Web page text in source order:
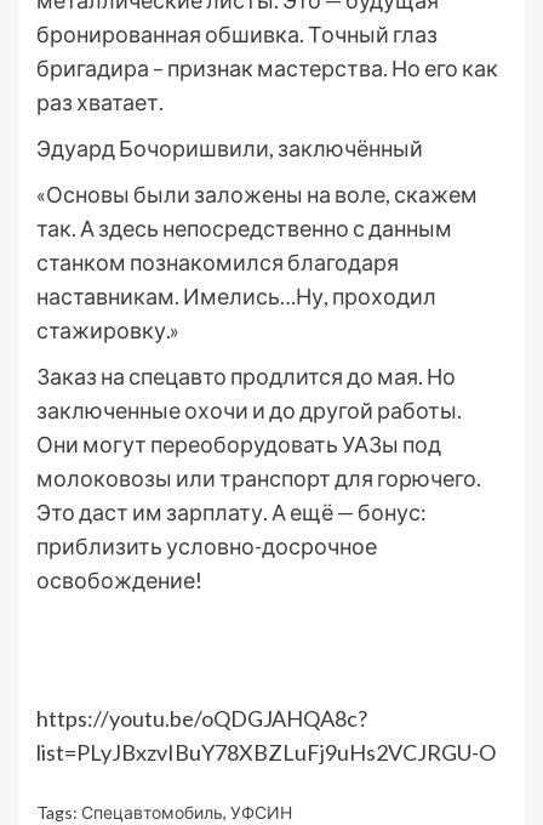
бронированная обшивка. Точный глаз
бригадира – признак мастерства. Но его как
раз хватает.
Эдуард Бочоришвили, заключённый
«Основы были заложены на воле, скажем
так. А здесь непосредственно с данным
станком познакомился благодаря
наставникам. Имелись…Ну, проходил
стажировку.»
Заказ на спецавто продлится до мая. Но
заключенные охочи и до другой работы.
Они могут переоборудовать УАЗы под
молоковозы или транспорт для горючего.
Это даст им зарплату. А ещё — бонус:
приблизить условно-досрочное
освобождение!
https://youtu.be/oQDGJAHQA8c?
list=PLyJBxzvIBuY78XBZLuFj9uHs2VCJRGU-O
Tags: Спецавтомобиль, УФСИН